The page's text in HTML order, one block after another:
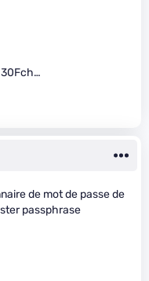
de mot de passe de
passphrase